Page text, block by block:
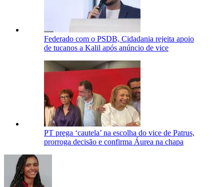
Federado com o PSDB, Cidadania rejeita apoio
de tucanos a Kalil após anúncio de vice
PT prega ‘cautela’ na escolha do vice de Patrus,
prorroga decisão e confirma Áurea na chapa